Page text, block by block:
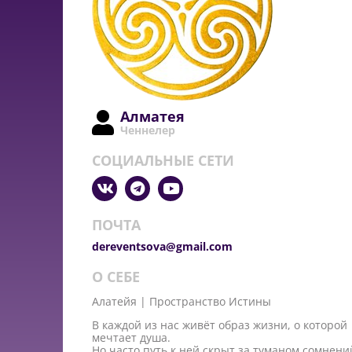
Алматея
Ченнелер
СОЦИАЛЬНЫЕ СЕТИ
ПОЧТА
dereventsova@gmail.com
О СЕБЕ
Алатейя | Пространство Истины
В каждой из нас живёт образ жизни, о которой
мечтает душа.